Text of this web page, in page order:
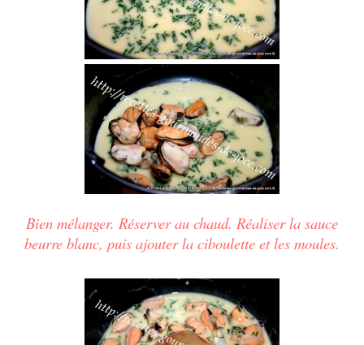
Bien mélanger. Réserver au chaud. Réaliser la sauce
beurre blanc, puis ajouter la ciboulette et les moules.